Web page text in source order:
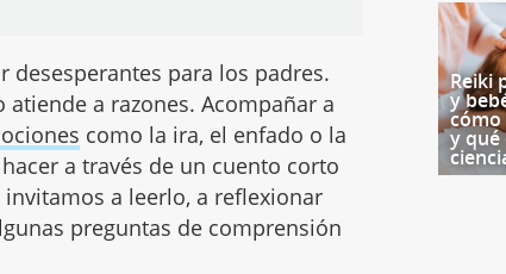
desesperantes para los padres.
a razones. Acompañar a
como la ira, el enfado o la
a través de un cuento corto
invitamos a leerlo, a reflexionar
preguntas de comprensión
Reiki
y
cómo
y qué